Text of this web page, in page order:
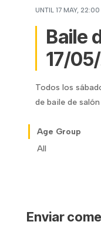
UNTIL 17 MAY, 22:00
Baile
17/
Todos los
de baile de
Age Group
All
Enviar